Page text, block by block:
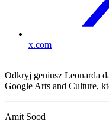
x.com
Odkryj geniusz Leonarda
Google Arts and Culture,
Amit Sood